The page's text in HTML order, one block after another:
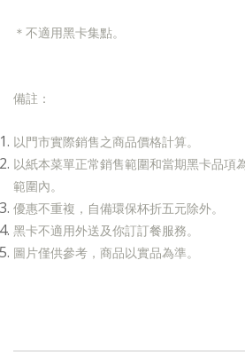
＊ 不適用黑卡集點。
備註：
以門市實際銷售之商品價格計算。
以紙本菜單正常銷售範圍和當期黑卡品項
範圍內。
優惠不重複，自備環保杯折五元除外。
黑卡不適用外送及你訂訂餐服務。
圖片僅供參考，商品以實品為準。